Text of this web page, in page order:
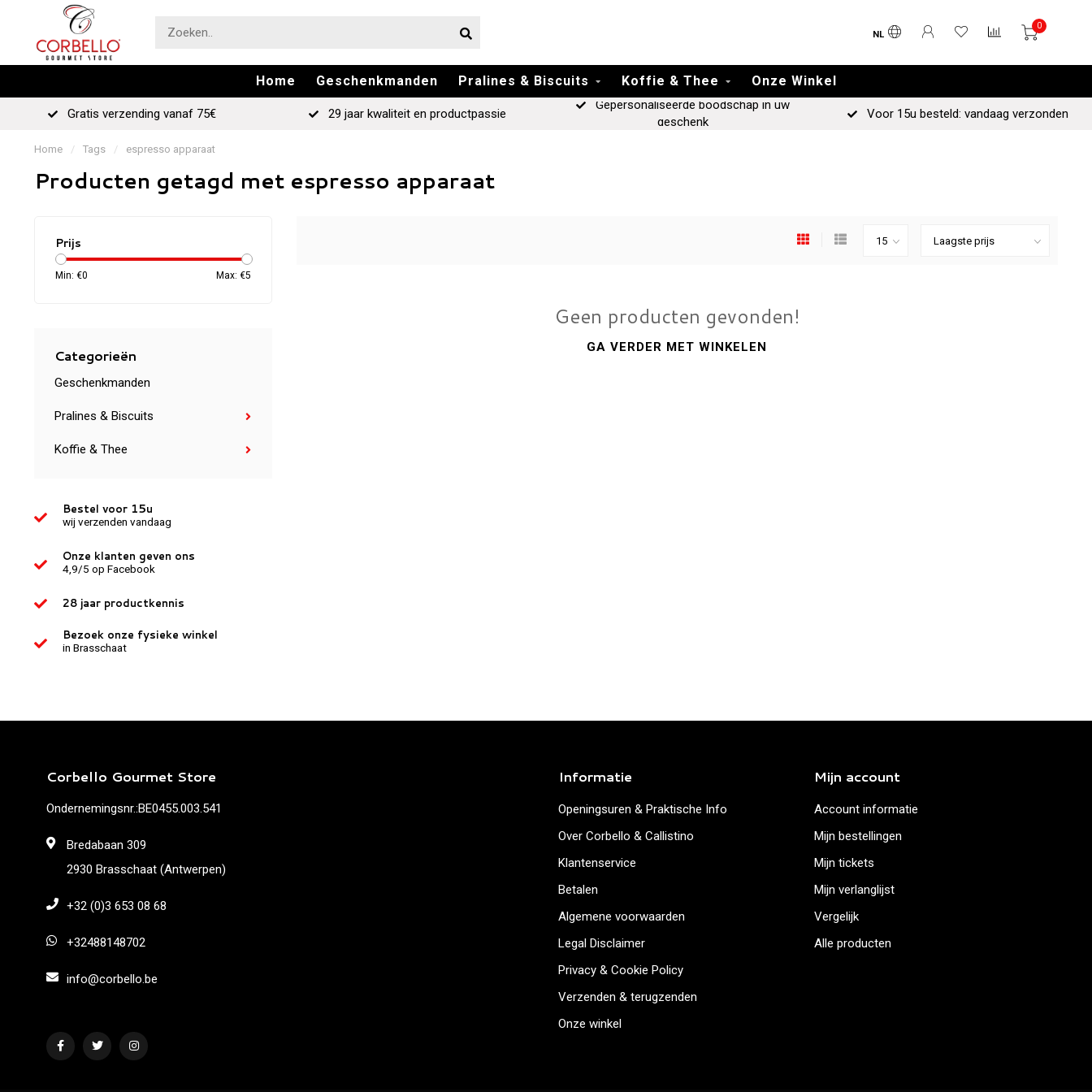
NL
0
Home Geschenkmanden Pralines & Biscuits Koffie & Thee Onze Winkel
Gratis verzending vanaf 75€ 29 jaar kwaliteit en productpassie
Gepersonaliseerde boodschap in uw
geschenk
Voor 15u besteld: vandaag verzonden
Home / Tags / espresso apparaat
Producten getagd met espresso apparaat
Prijs
Min: €0 Max: €5
Categorieën
Geschenkmanden
Pralines & Biscuits
Koffie & Thee
Bestel voor 15u
wij verzenden vandaag
Onze klanten geven ons
4,9/5 op Facebook
28 jaar productkennis
Bezoek onze fysieke winkel
in Brasschaat
Geen producten gevonden!
GA VERDER MET WINKELEN
Corbello Gourmet Store
Ondernemingsnr.:BE0455.003.541
Bredabaan 309
2930 Brasschaat (Antwerpen)
+32 (0)3 653 08 68
+32488148702
info@corbello.be
Informatie
Openingsuren & Praktische Info
Over Corbello & Callistino
Klantenservice
Betalen
Algemene voorwaarden
Legal Disclaimer
Privacy & Cookie Policy
Verzenden & terugzenden
Onze winkel
Mijn account
Account informatie
Mijn bestellingen
Mijn tickets
Mijn verlanglijst
Vergelijk
Alle producten